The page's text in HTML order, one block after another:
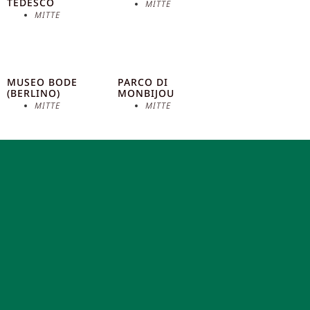
l’inno alla gioia di Beethoven fu simbolicamente
TEDESCO
MITTE
MITTE
MUSEO BODE
(BERLINO)
MITTE
PARCO DI
MONBIJOU
MITTE